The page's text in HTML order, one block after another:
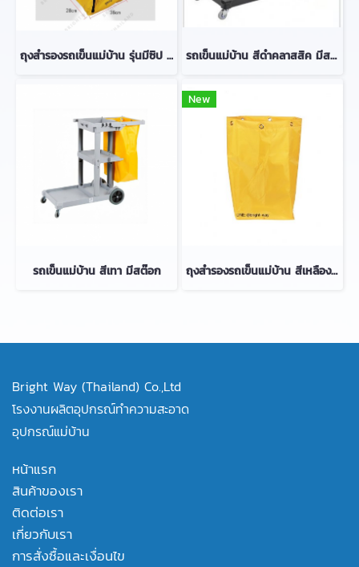
ถุงสำรองรถเข็นแม่บ้าน รุ่นมีซิป มีสต๊อก รถเข็นแม่บ้าน สีดำคลาสสิค มีสต๊อก
รถเข็นแม่บ้าน สีเทา มีสต๊อก
New
ถุงสำรองรถเข็นแม่บ้าน สีเหลือง มีสต๊อก
Bright Way (Thailand) Co.,Ltd
โรงงานผลิตอุปกรณ์ทำความสะอาด
อุปกรณ์แม่บ้าน
หน้าแรก
สินค้าของเรา
ติดต่อเรา
เกี่ยวกับเรา
การสั่งซื้อและเงื่อนไข